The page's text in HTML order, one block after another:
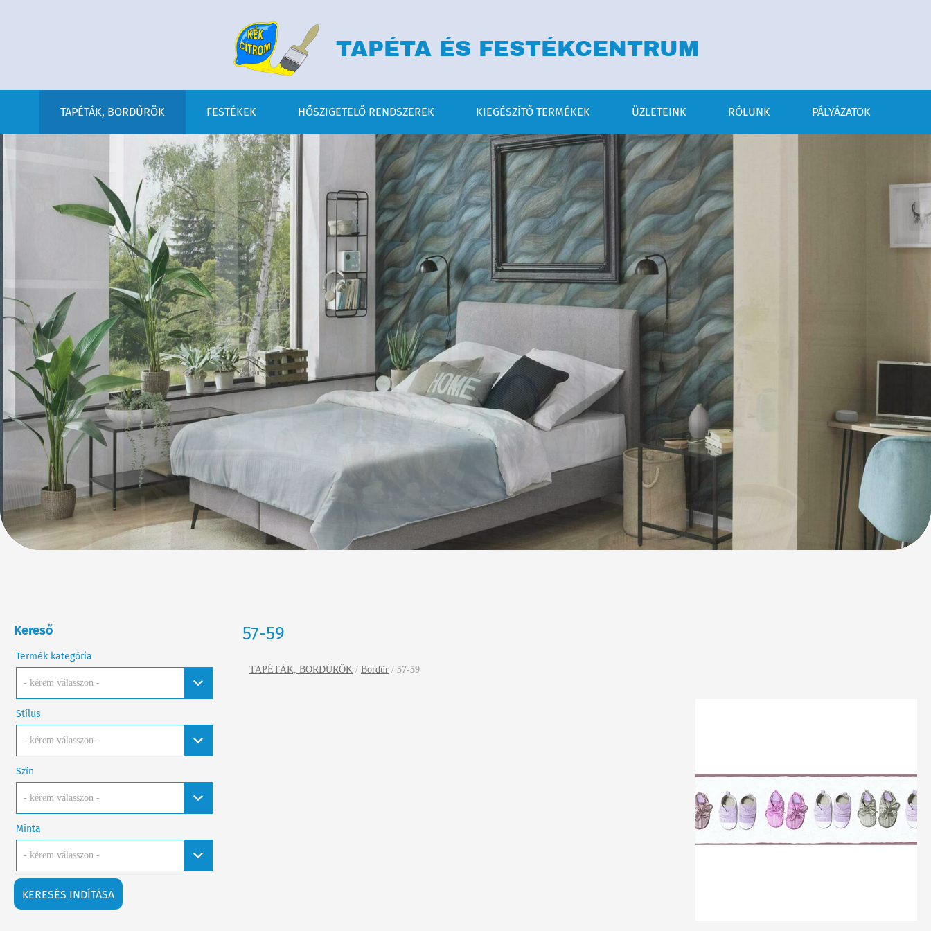
TAPÉTA ÉS FESTÉKCENTRUM
TAPÉTÁK, BORDŰRÖK FESTÉKEK HŐSZIGETELŐ RENDSZEREK KIEGÉSZÍTŐ TERMÉKEK ÜZLETEINK RÓLUNK PÁLYÁZATOK
Kereső
Termék kategória
- kérem válasszon -
Stílus
- kérem válasszon -
Szín
- kérem válasszon -
Minta
- kérem válasszon -
KERESÉS INDÍTÁSA
57-59
TAPÉTÁK, BORDŰRÖK / Bordűr / 57-59